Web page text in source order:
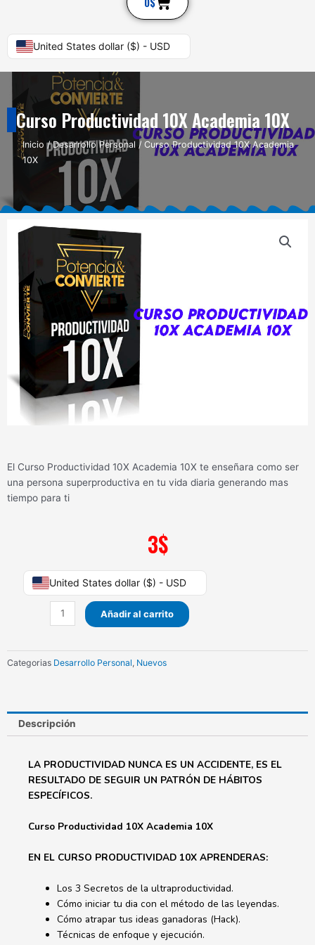
United States dollar ($) - USD
Curso Productividad 10X Academia 10X
Inicio /Desarrollo Personal / Curso Productividad 10X Academia
10X
El Curso Productividad 10X Academia 10X te enseñara como ser
una persona superproductiva en tu vida diaria generando mas
tiempo para ti
3$
United States dollar ($) - USD
Curso
Productividad
Academia
cantidad
Añadir al carrito
Categorias Desarrollo Personal, Nuevos
Descripción
LA PRODUCTIVIDAD NUNCA ES UN ACCIDENTE, ES EL
RESULTADO DE SEGUIR UN PATRÓN DE HÁBITOS
ESPECÍFICOS.
Curso Productividad 10X Academia 10X
EN EL CURSO PRODUCTIVIDAD 10X APRENDERAS:
Los 3 Secretos de la ultraproductividad.
Cómo iniciar tu dia con el método de las leyendas.
Cómo atrapar tus ideas ganadoras (Hack).
Técnicas de enfoque y ejecución.